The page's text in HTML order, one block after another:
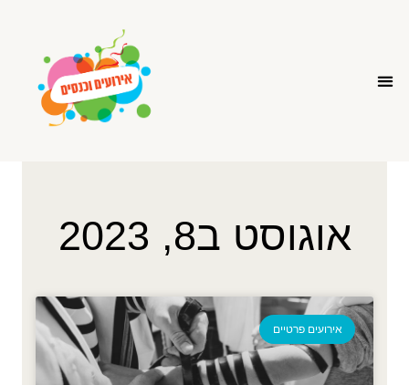
אוגוסט ב8, 2023
אירועים פרטיים